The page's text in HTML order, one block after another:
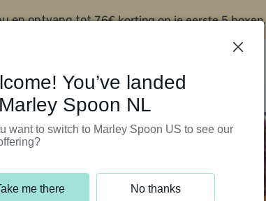
en ontvang tot76€ korting op je eerste 5 boxen.
You’ve landed
Spoon NL
want to switch to Marley Spoon US to see our
me there No thanks